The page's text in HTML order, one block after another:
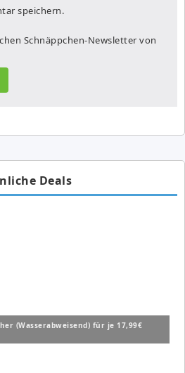
speichern.
Schnäppchen-Newsletter von
Deals
(Wasserabweisend) für je 17,99€